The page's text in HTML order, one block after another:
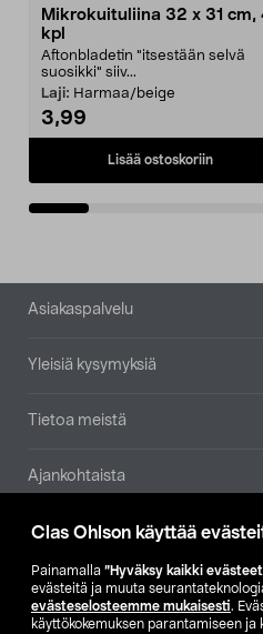
Clas Ohlson käyttää
Painamalla ”Hyväksy kaikki
evästeitä ja muuta
evästeselosteemme mukaisesti.
käyttökokemuksen parantamiseen ja
Mikrokuituliina 32 x 31 cm,
kpl
Aftonbladetin "itsestään selvä
suosikki" siiv...
Laji: Harmaa/beige
3,99
Lisää ostoskoriin
Alatunniste
Asiakaspalvelu
Yleisiä kysymyksiä
Tietoa meistä
Ajankohtaista
Muut yrityksemme
Etsi